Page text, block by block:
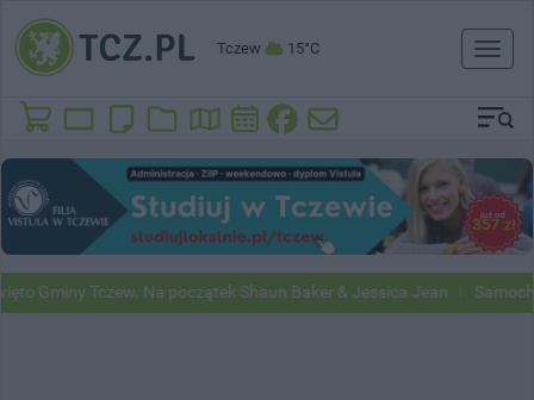
Tczew 15°C
Toggle
Gminy Tczew. Na początek Shaun Baker & Jessica Jean